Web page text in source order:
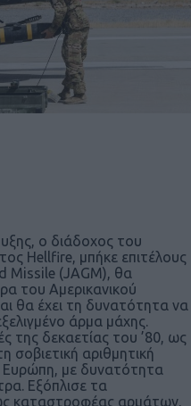
ο διάδοχος του
Hellfire, μπήκε επιτέλους
Missile (JAGM), θα
του Αμερικανικού
θα έχει τη δυνατότητα να
άρμα μάχης.
της δεκαετίας του ’80, ως
σοβιετική αριθμητική
με δυνατότητα
Εξόπλισε τα
καταστροφέας αρμάτων,